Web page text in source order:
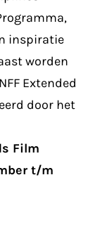
inspiratie
worden
Extended
door het
Film
t/m